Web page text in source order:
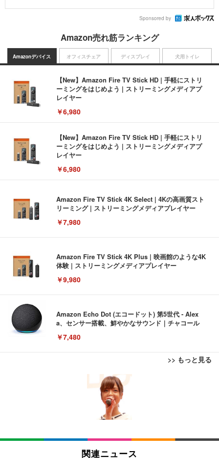
Sponsored by
Amazon売れ筋ランキング
Amazonデバイス
【New】Amazon Fire TV Stick HD | 手軽にストリ
ーミングをはじめよう | ストリーミングメディアプ
レイヤー
￥6,980
【New】Amazon Fire TV Stick HD | 手軽にストリ
ーミングをはじめよう | ストリーミングメディアプ
レイヤー
￥6,980
Amazon Fire TV Stick 4K Select | 4Kの高画質スト
リーミング | ストリーミングメディアプレイヤー
￥7,980
Amazon Fire TV Stick 4K Plus | 映画館のような4K
体験 | ストリーミングメディアプレイヤー
￥9,980
Amazon Echo Dot (エコードット) 第5世代 - Alex
a、センサー搭載、鮮やかなサウンド｜チャコール
￥7,480
>> もっと見る
オフィスチェア
[EdoErgo] オフィスチェア 椅子 テレワーク 疲れな
い 跳ね上げ式アームレスト コンパクト 約105度ロッ
キング pc 事務椅子 360度回転 座面昇降 強化ナイロ
ン樹脂ベース 通気性メッシュ 在宅ワーク H-WY01
(黒網+黒枠+黒足)
SIHOO B100 オフィスチェア／デスクチェア メッシ
ュチェア 人間工学 疲れない ブラック
ディスプレイ
EIZO ビジネス向けプレミアムモニター | FlexScan
EV3240X-WT | 31.5型4K UHD・USB Type-C・ホワ
EIZO ビジネス向けプレミアムモニター | FlexScan
犬用トイレ
Amazonベーシック ペットシーツ 薄型 レギュラー 1
回使い捨て 無香料 ホワイト 300枚
Amazonベーシック ペットシーツ 厚型 ワイド 42枚
x2袋(84枚) ホワイト(吸収面:ライトブルー)
関連ニュース